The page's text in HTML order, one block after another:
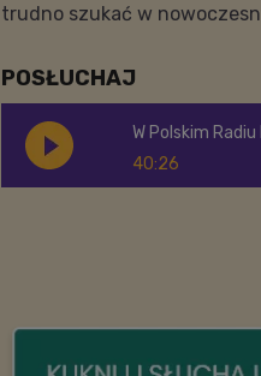
trudno szukać w
POSŁUCHAJ
40:26
W Polskim